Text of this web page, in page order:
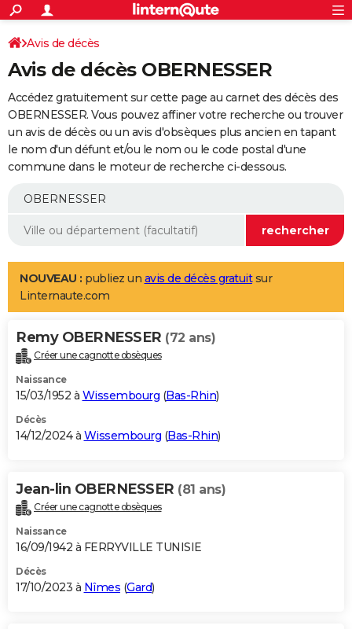
ACTUALITÉS
Politique
Société
Faits Divers
Education
Monde
Villes
+
SPORT
Coupe du monde 2026
Football
Tennis
Cyclisme
Rugby
Forum
Programme TV
TNT
Streaming
Cinéma
Sorties cinéma
Musique
+
FINANCE
Impôts
Immobilier
Risques naturels par ville
Banque
Assurance
Crédit
AUTO
Essais
Réserver un essai
Citadines
Berlines
SUV
Forum auto
+
Mobiles
Meilleur smartphone
Internet
Ordinateurs
Jeux vidéo
Guide high-tech
Aménagement intérieur
LIFESTYLE
Art de vivre
Bien-être
Loisirs
Mode
Modes de vie
Alimentation
Guide de la santé
Maladies
Médicaments
Sommeil
VOYAGE
Destinations
City break
Voyage nature
Voyage de noces
Forum
Climat
+PHOTO
GUIDES D'ACHAT
BONS PLANS
Carte de Noël
Carte Bonne année
Carte Saint-Valentin
Carte Pâques
Carte d'anniversaire
DICTIONNAIRE
Dictionnaire
Biographies
Citations
Expressions
Proverbes
PROGRAMME TV
S'inscrire
Se connecter
Lycées
Collèges
Primaires
Universités
Entreprises
Service militaire
Avis de recherche
AVIS DE DÉCÈS
Avis de décès
Avis de décès OBERNESSER
Accédez gratuitement sur cette page au carnet des décès des
OBERNESSER. Vous pouvez affiner votre recherche ou trouver
un avis de décès ou un avis d'obsèques plus ancien en tapant
le nom d'un défunt et/ou le nom ou le code postal d'une
commune dans le moteur de recherche ci-dessous.
NOUVEAU : publiez un avis de décès gratuitsur
Linternaute.com
Remy OBERNESSER (72 ans)
Créer une cagnotte obsèques
Naissance
15/03/1952 à Wissembourg (Bas-Rhin)
Décès
14/12/2024 à Wissembourg (Bas-Rhin)
Jean-lin OBERNESSER (81 ans)
Créer une cagnotte obsèques
Naissance
16/09/1942 à FERRYVILLE TUNISIE
Décès
17/10/2023 à Nîmes (Gard)